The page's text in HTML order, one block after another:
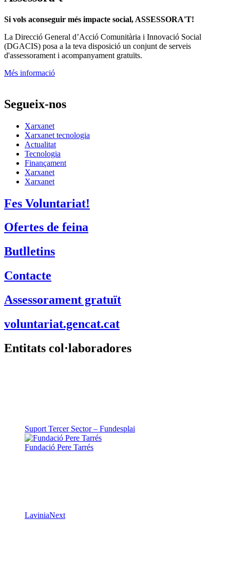
Si vols aconseguir més impacte social, ASSESSORA'T!
La Direcció General d’Acció Comunitària i Innovació Social
(DGACIS) posa a la teva disposició un conjunt de serveis
d'assessorament i acompanyament gratuïts.
Més informació
Segueix-nos
Xarxanet
Xarxanet tecnologia
Actualitat
Tecnologia
Finançament
Xarxanet
Xarxanet
Fes Voluntariat!
Ofertes de feina
Butlletins
Contacte
Assessorament gratuït
voluntariat.gencat.cat
Entitats col·laboradores
Suport Tercer Sector – Fundesplai
Fundació Pere Tarrés
LaviniaNext